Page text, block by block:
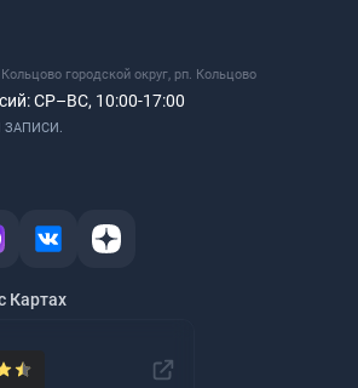
городской округ, рп. Кольцово
СР–ВС, 10:00-17:00
ЗАПИСИ.
Картах